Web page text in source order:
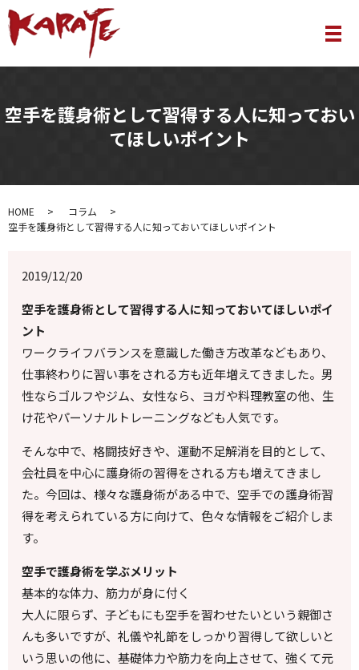
メ
空手を護身術として習得する人に知っておい
てほしいポイント
HOME
コラム
空手を護身術として習得する人に知っておいてほしいポイント
2019/12/20
空手を護身術として習得する人に知っておいてほしいポイ
ント
ワークライフバランスを意識した働き方改革などもあり、
仕事終わりに習い事をされる方も近年増えてきました。男
性ならゴルフやジム、女性なら、ヨガや料理教室の他、生
け花やパーソナルトレーニングなども人気です。
そんな中で、格闘技好きや、運動不足解消を目的として、
会社員を中心に護身術の習得をされる方も増えてきまし
た。今回は、様々な護身術がある中で、空手での護身術習
得を考えられている方に向けて、色々な情報をご紹介しま
す。
空手で護身術を学ぶメリット
基本的な体力、筋力が身に付く
大人に限らず、子どもにも空手を習わせたいという親御さ
んも多いですが、礼儀や礼節をしっかり習得して欲しいと
いう思いの他に、基礎体力や筋力を向上させて、強くて元